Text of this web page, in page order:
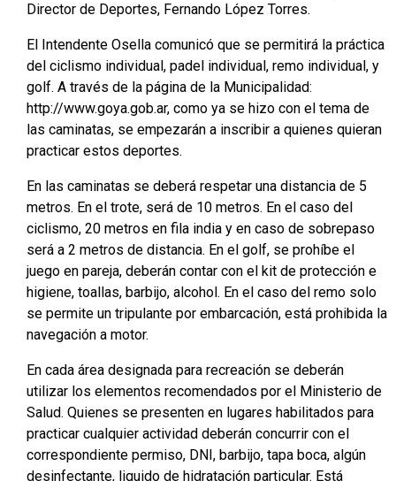
Director de Deportes, Fernando López Torres.
El Intendente Osella comunicó que se permitirá la práctica
del ciclismo individual, padel individual, remo individual, y
golf. A través de la página de la Municipalidad:
http://www.goya.gob.ar, como ya se hizo con el tema de
las caminatas, se empezarán a inscribir a quienes quieran
practicar estos deportes.
En las caminatas se deberá respetar una distancia de 5
metros. En el trote, será de 10 metros. En el caso del
ciclismo, 20 metros en fila india y en caso de sobrepaso
será a 2 metros de distancia. En el golf, se prohíbe el
juego en pareja, deberán contar con el kit de protección e
higiene, toallas, barbijo, alcohol. En el caso del remo solo
se permite un tripulante por embarcación, está prohibida la
navegación a motor.
En cada área designada para recreación se deberán
utilizar los elementos recomendados por el Ministerio de
Salud. Quienes se presenten en lugares habilitados para
practicar cualquier actividad deberán concurrir con el
correspondiente permiso, DNI, barbijo, tapa boca, algún
desinfectante, liquido de hidratación particular. Está